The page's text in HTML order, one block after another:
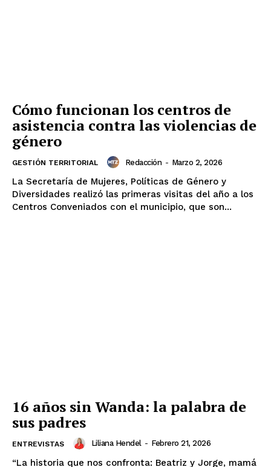
Cómo funcionan los centros de
asistencia contra las violencias de
género
GESTIÓN TERRITORIAL Redacción - Marzo 2, 2026
La Secretaría de Mujeres, Políticas de Género y
Diversidades realizó las primeras visitas del año a los
Centros Conveniados con el municipio, que son...
16 años sin Wanda: la palabra de
sus padres
ENTREVISTAS Liliana Hendel - Febrero 21, 2026
“La historia que nos confronta: Beatriz y Jorge, mamá